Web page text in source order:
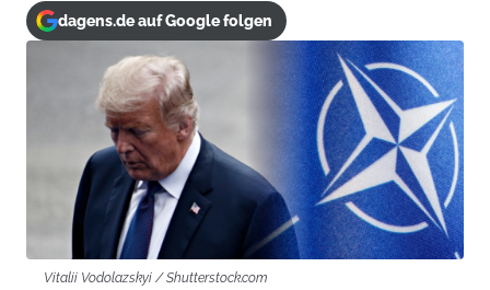
dagens.de auf Google folgen
Vitalii Vodolazskyi / Shutterstock.com